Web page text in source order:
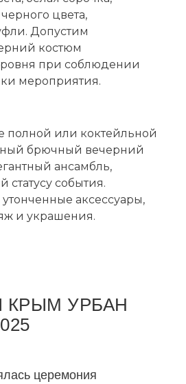
цвета,
Допустим
костюм
при соблюдении
мероприятия.
полной или коктейльной
брючный вечерний
ансамбль,
статусу события.
аксессуары,
и украшения.
КРЫМ УРБАН
церемония